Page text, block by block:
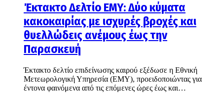
Έκτακτο Δελτίο ΕΜΥ: Δύο κύματα
κακοκαιρίας με ισχυρές βροχές και
θυελλώδεις ανέμους έως την
Παρασκευή
Έκτακτο δελτίο επιδείνωσης καιρού εξέδωσε η Εθνική
Μετεωρολογική Υπηρεσία (ΕΜΥ), προειδοποιώντας για
έντονα φαινόμενα από τις επόμενες ώρες έως και…